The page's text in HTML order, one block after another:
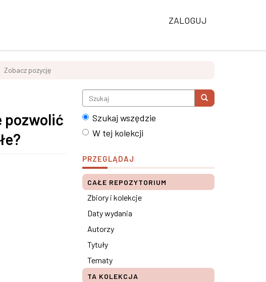
ZALOGUJ
Zobacz pozycję
pozwolić
Szukaj wszędzie
W tej kolekcji
PRZEGLĄDAJ
CAŁE REPOZYTORIUM
Zbiory i kolekcje
Daty wydania
Autorzy
Tytuły
Tematy
TA KOLEKCJA